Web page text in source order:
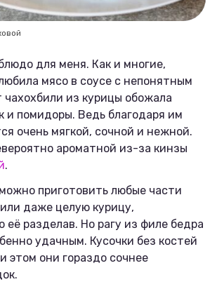
для меня. Как и многие,
мясо в соусе с непонятным
чахохбили из курицы обожала
и помидоры. Ведь благодаря им
очень мягкой, сочной и нежной.
ароматной из-за кинзы
.
приготовить любые части
даже целую курицу,
её разделав. Но рагу из филе бедра
удачным. Кусочки без костей
этом они гораздо сочнее